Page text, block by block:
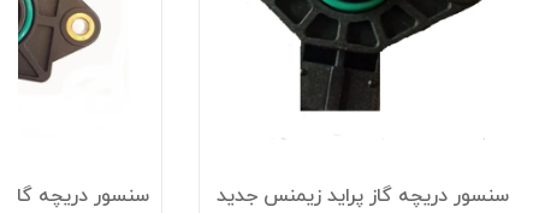
سنسور دريچه گاز پرايد زيمنس جديد
سنسور دریچه